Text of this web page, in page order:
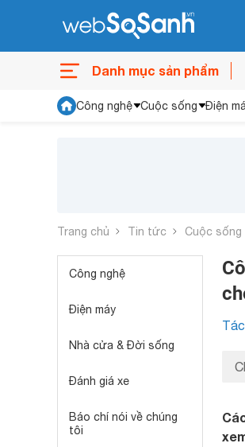
Danh mục sản phẩm
Công nghệ Cuộc sống Điện
Trang chủ Tin tức Cuộc sống
Công nghệ
Điện máy
Nhà cửa & Đời sống
Đánh giá xe
Báo chí nói về chúng
tôi